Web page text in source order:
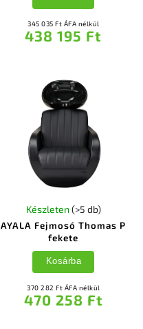
345 035 Ft ÁFA nélkül
438 195 Ft
AYALA Fejmosó Thomas P
fekete
Készleten (>5 db)
370 282 Ft ÁFA nélkül
470 258 Ft
Kosárba